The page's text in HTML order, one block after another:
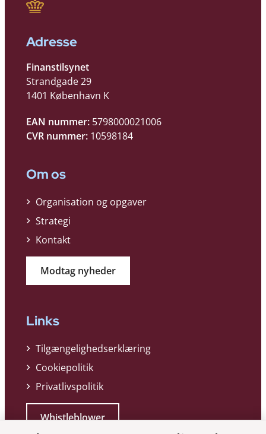
Adresse
Finanstilsynet
Strandgade 29
1401 København K
EAN nummer: 5798000021006
CVR nummer: 10598184
Om os
Organisation og opgaver
Strategi
Kontakt
Modtag nyheder
Links
Tilgængelighedserklæring
Cookiepolitik
Privatlivspolitik
Whistleblower